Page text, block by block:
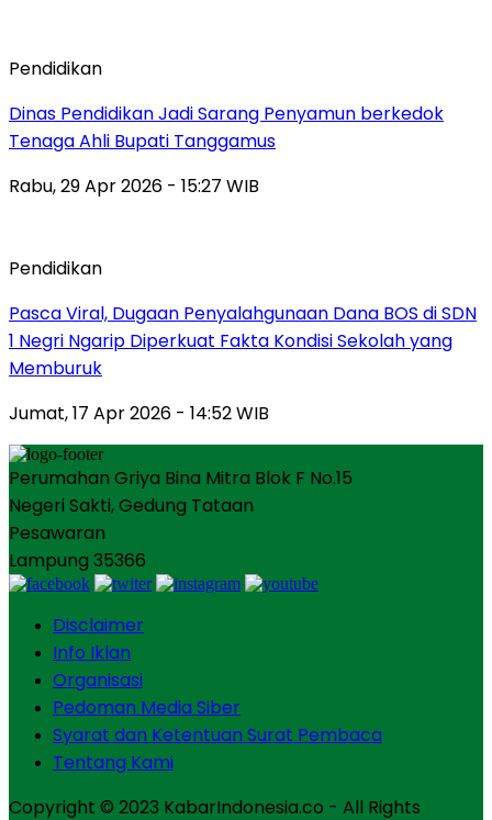
Pendidikan
Dinas Pendidikan Jadi Sarang Penyamun berkedok
Tenaga Ahli Bupati Tanggamus
Rabu, 29 Apr 2026 - 15:27 WIB
Pendidikan
Pasca Viral, Dugaan Penyalahgunaan Dana BOS di SDN
1 Negri Ngarip Diperkuat Fakta Kondisi Sekolah yang
Memburuk
Jumat, 17 Apr 2026 - 14:52 WIB
Perumahan Griya Bina Mitra Blok F No.15
Negeri Sakti, Gedung Tataan
Pesawaran
Lampung 35366
Disclaimer
Info Iklan
Organisasi
Pedoman Media Siber
Syarat dan Ketentuan Surat Pembaca
Tentang Kami
Copyright © 2023 KabarIndonesia.co - All Rights